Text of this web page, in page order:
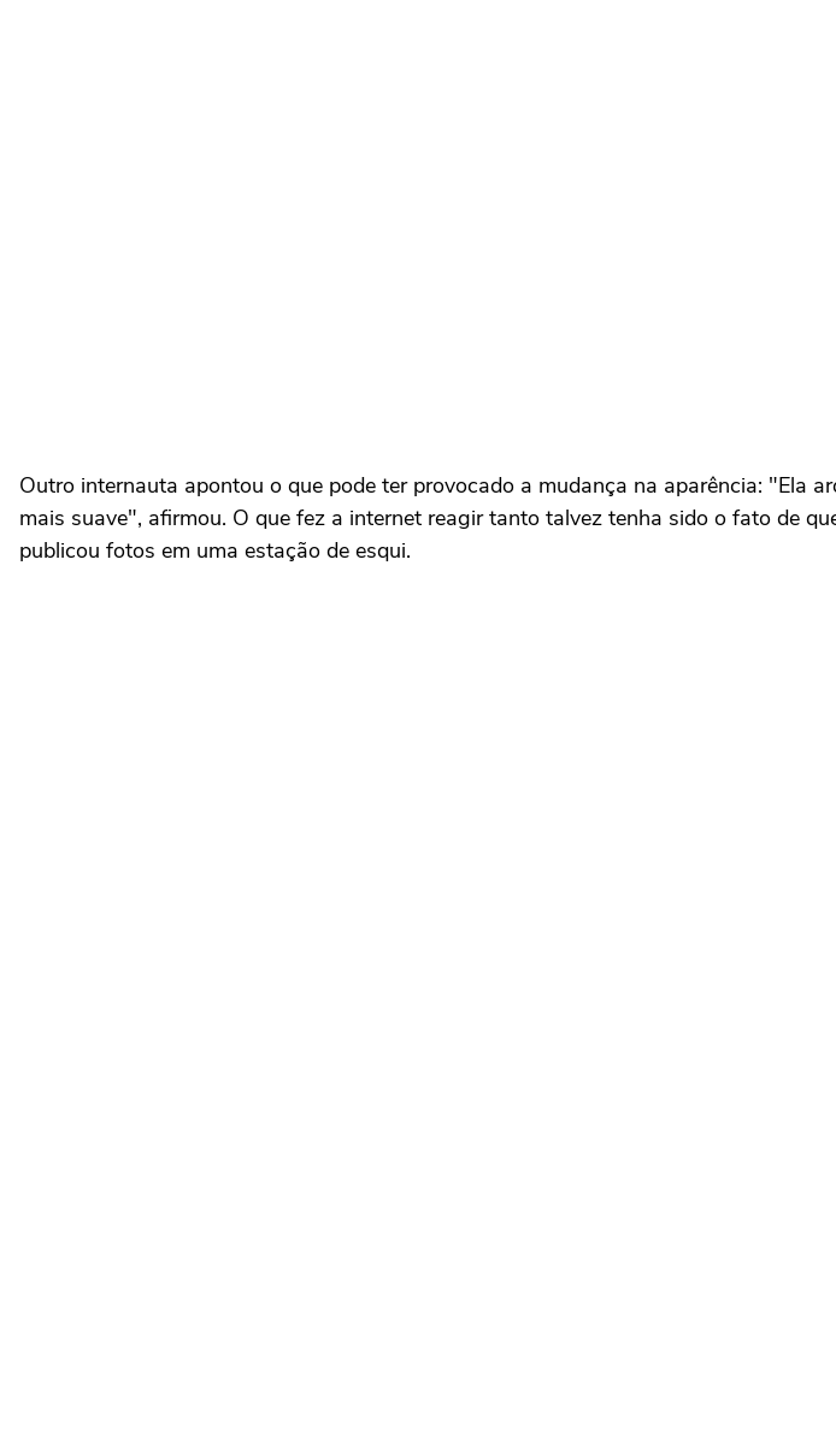
Outro internauta apontou o que pode ter provocado a mudança na aparência: "Ela
mais suave", afirmou. O que fez a internet reagir tanto talvez tenha sido o fato de
publicou fotos em uma estação de esqui.